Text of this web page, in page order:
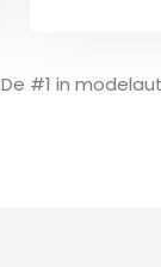
De #1 in